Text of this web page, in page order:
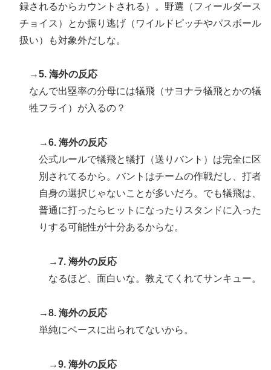
録されるからカウントされる）。野選（フィールダース
チョイス）とか振り逃げ（ワイルドピッチやパスボール
扱い）も対象外だしな。
→5. 海外の反応
なんで出塁率の分母には犠飛（サヨナラ犠飛とかの犠
牲フライ）が入るの？
→6. 海外の反応
公式ルールで犠飛と犠打（送りバント）は完全に区
別されてるから。バントはチームの作戦だし、打者
自身の選択じゃないことが多いだろ。でも犠飛は、
普通に打ったらヒットになったりスタンドに入った
りする可能性が十分あるからな。
→7. 海外の反応
なるほど、面白いな。教えてくれてサンキュー。
→8. 海外の反応
単純にベースに出られてないから。
→9. 海外の反応